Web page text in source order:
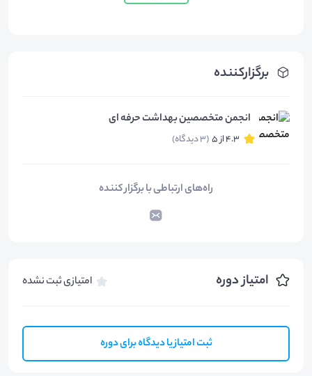
برگزارکننده
انجمن متخصصین بهداشت حرفه ای
4.3 از 5 (3 دیدگاه)
راه‌های ارتباطی با برگزار کننده
امتیاز دوره امتیازی ثبت نشده
ثبت امتیاز یا دیدگاه برای دوره